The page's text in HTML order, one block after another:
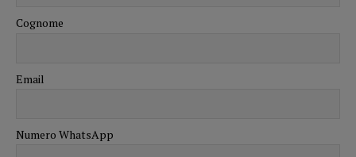
Cognome
Email
Numero WhatsApp